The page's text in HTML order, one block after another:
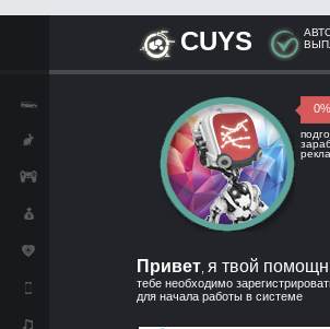
CUYS
0%
Привет я твой
тебе необходимо
для начала работы в системе